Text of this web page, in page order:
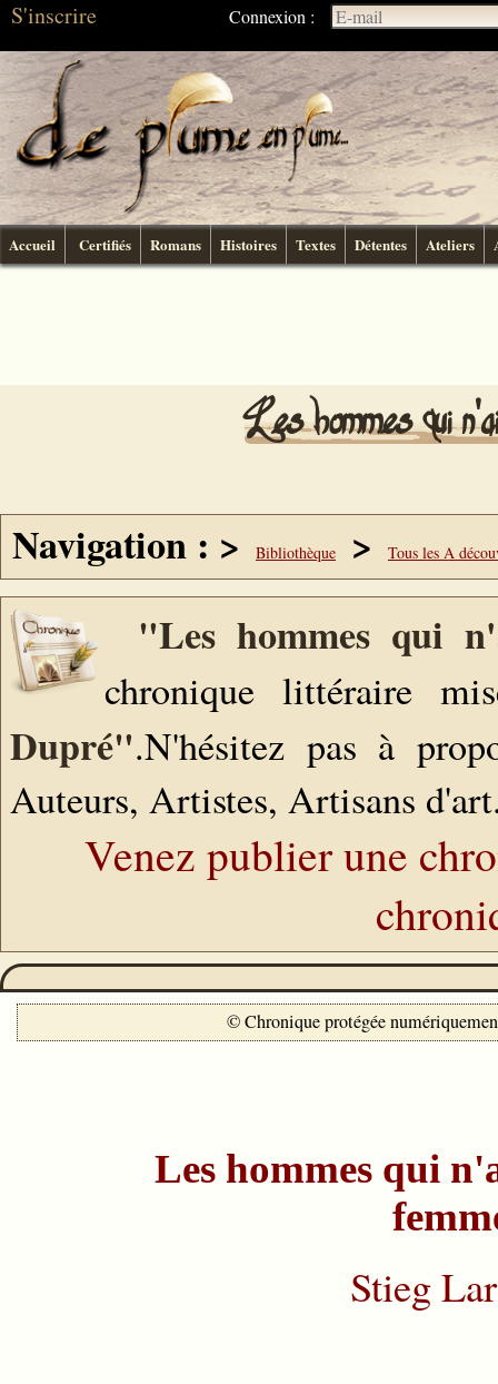
S'inscrire Connexion :
Accueil Certifiés Romans Histoires Textes Détentes Ateliers
Les hommes qui
Navigation : > Bibliothèque > Tous les A
"Les hommes qui
chronique littéraire
Dupré".N'hésitez pas à
Auteurs, Artistes, Artisans
Venez publier une
© Chronique protégée
Les hommes qui
Stieg